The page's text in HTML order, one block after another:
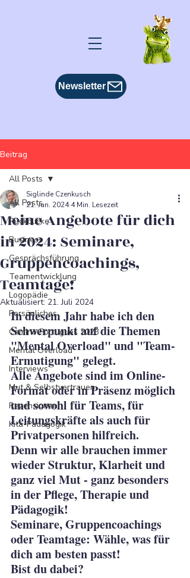
Newsletter
Beitrag
All Posts
Rückblicke
Business
Gesprächsführung
Teamentwicklung
Logopädie
Persönliches
Camino Portugues 2023
Mental Overload
Interviews
Mut & Selbstvertrauen
Rezensionen
Kita-Pädagogik
All Posts
Meine Angebote für dich
in 2024: Seminare,
Gruppencoachings,
Teamtage!
Siglinde Czenkusch
21. Jan. 2024 4 Min. Lesezeit
Aktualisiert: 21. Juli 2024
In diesem Jahr habe ich den
Schwerpunkt auf die Themen
"Mental Overload" und "Team-
Ermutigung" gelegt.
Alle Angebote sind im Online-
Format oder in Präsenz möglich
und sowohl für Teams, für
Leitungskräfte als auch für
Privatpersonen hilfreich.
Denn wir alle brauchen immer
wieder Struktur, Klarheit und
ganz viel Mut - ganz besonders
in der Pflege, Therapie und
Pädagogik!
Seminare, Gruppencoachings
oder Teamtage: Wähle, was für
dich am besten passt!
Bist du dabei?